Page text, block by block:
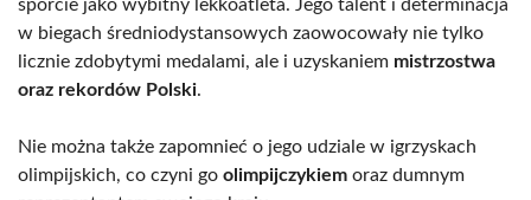
sporcie jako wybitny lekkoatleta. Jego talent i determinacja
w biegach średniodystansowych zaowocowały nie tylko
licznie zdobytymi medalami, ale i uzyskaniem mistrzostwa
oraz rekordów Polski.
Nie można także zapomnieć o jego udziale w igrzyskach
olimpijskich, co czyni go olimpijczykiem oraz dumnym